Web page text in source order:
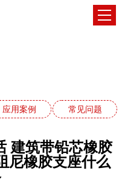
应用案例 常见问题
建筑带铅芯橡胶
尼橡胶支座什么